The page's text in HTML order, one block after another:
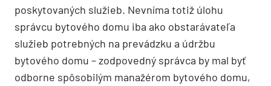
poskytovaných služieb. Nevníma totiž úlohu
správcu bytového domu iba ako obstarávateľa
služieb potrebných na prevádzku a údržbu
bytového domu – zodpovedný správca by mal byť
odborne spôsobilým manažérom bytového domu,